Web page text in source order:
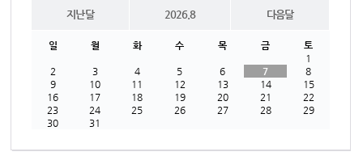
지난달 2026.8 다음달
일 월 화 수 목 금
토
1
2
3 4 5 6 7
8
9
10 11 12 13 14
15
16
17 18 19 20 21
22
23
24 25 26 27 28
29
30
31